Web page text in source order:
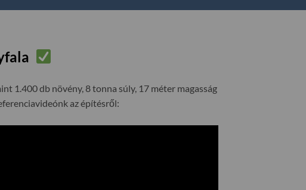
1.400 db növény, 8 tonna súly, 17 méter magasság
az építésről: